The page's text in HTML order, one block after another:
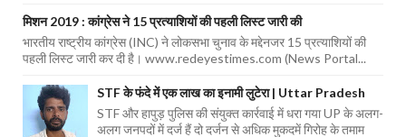
मिशन 2019 : कांग्रेस ने 15 प्रत्याशियों की पहली लिस्ट जारी की
भारतीय राष्ट्रीय कांग्रेस (INC) ने लोकसभा चुनाव के मद्देनजर 15 प्रत्याशियों की
पहली लिस्ट जारी कर दी है। www.redeyestimes.com (News Portal...
STF के फंदे में एक लाख का इनामी लुटेरा | Uttar Pradesh
STF और हापुड़ पुलिस की संयुक्त कार्रवाई में धरा गया UP के अलग-
अलग जनपदों में दर्ज हैं दो दर्जन से अधिक मुकदमें गिरोह के तमाम